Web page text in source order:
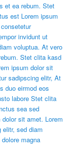
et ea rebum. Stet
est Lorem ipsum
invidunt ut
voluptua. At vero
Stet clita kasd
ipsum dolor sit
sadipscing elitr, At
duo eirmod eos
labore Stet clita
sea sed
sit amet. Lorem
sed diam
magna